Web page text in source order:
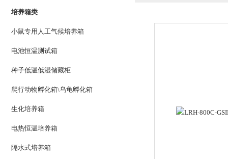
培养箱类
小鼠专用人工气候培养箱
电池恒温测试箱
种子低温低湿储藏柜
爬行动物孵化箱\乌龟孵化箱
生化培养箱
电热恒温培养箱
隔水式培养箱